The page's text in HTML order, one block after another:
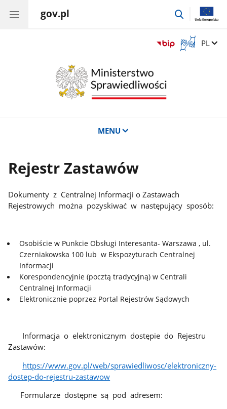
gov.pl
przejdź
Otwórz
okno
Zmień
PL
MENU
Rejestr Zastawów
Dokumenty z Centralnej Informacji o Zastawach
Rejestrowych można pozyskiwać w następujący sposób:
Osobiście w Punkcie Obsługi Interesanta- Warszawa , ul.
Czerniakowska 100 lub w Ekspozyturach Centralnej
Informacji
Korespondencyjnie (pocztą tradycyjną) w Centrali
Centralnej Informacji
Elektronicznie poprzez Portal Rejestrów Sądowych
Informacja o elektronicznym dostępie do Rejestru
Zastawów:
https://www.gov.pl/web/sprawiedliwosc/elektroniczny-
dostep-do-rejestru-zastawow
Formularze dostępne są pod adresem: